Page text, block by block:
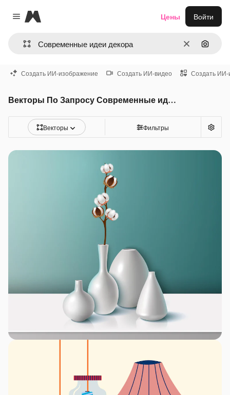
Close menu
Magnific
ОчиститьПоиск
Цены Войти
Создать ИИ-изображение Создать ИИ-видео Создать ИИ-
Векторы По Запросу Современные идеи декора
Векторы Фильтры